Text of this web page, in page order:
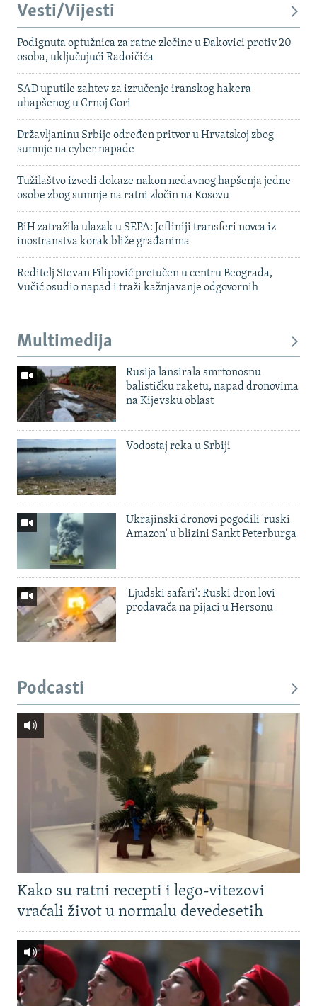
Vesti/Vijesti
Podignuta optužnica za ratne zločine u Đakovici protiv 20
osoba, uključujući Radoičića
SAD uputile zahtev za izručenje iranskog hakera
uhapšenog u Crnoj Gori
Državljaninu Srbije određen pritvor u Hrvatskoj zbog
sumnje na cyber napade
Tužilaštvo izvodi dokaze nakon nedavnog hapšenja jedne
osobe zbog sumnje na ratni zločin na Kosovu
BiH zatražila ulazak u SEPA: Jeftiniji transferi novca iz
inostranstva korak bliže građanima
Reditelj Stevan Filipović pretučen u centru Beograda,
Vučić osudio napad i traži kažnjavanje odgovornih
Multimedija
Rusija lansirala smrtonosnu
balističku raketu, napad dronovima
na Kijevsku oblast
Vodostaj reka u Srbiji
Ukrajinski dronovi pogodili 'ruski
Amazon' u blizini Sankt Peterburga
'Ljudski safari': Ruski dron lovi
prodavača na pijaci u Hersonu
Podcasti
Kako su ratni recepti i lego-vitezovi
vraćali život u normalu devedesetih